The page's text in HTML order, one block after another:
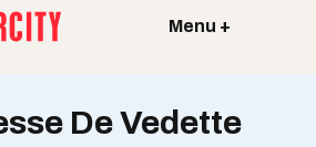
Menu +
De Vedette